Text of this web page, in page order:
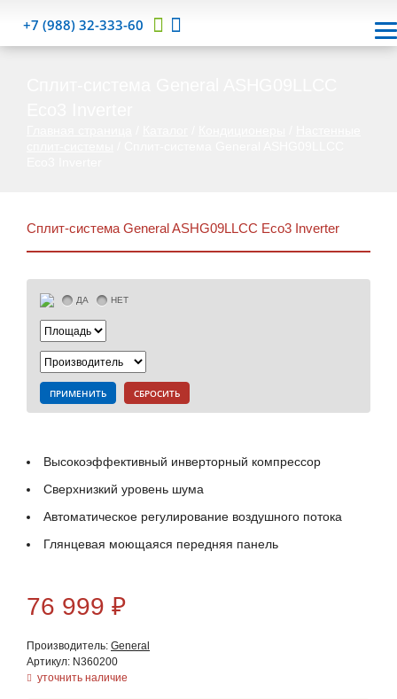
+7 (988) 32-333-60
Сплит-система General ASHG09LLCC Eco3 Inverter
ДА НЕТ
ПРИМЕНИТЬ СБРОСИТЬ
Высокоэффективный инверторный компрессор
Сверхнизкий уровень шума
Автоматическое регулирование воздушного потока
Глянцевая моющаяся передняя панель
76 999 ₽
Производитель: General
Артикул: N360200
уточнить наличие